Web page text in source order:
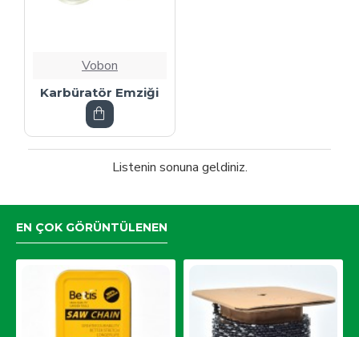
Vobon
Karbüratör Emziği
Listenin sonuna geldiniz.
EN ÇOK GÖRÜNTÜLENEN